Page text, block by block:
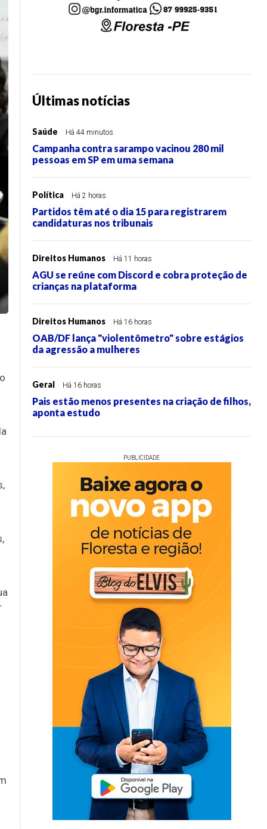
Últimas notícias
Saúde Há 44 minutos
Campanha contra sarampo vacinou 280 mil
pessoas em SP em uma semana
Política Há 2 horas
Partidos têm até o dia 15 para registrarem
candidaturas nos tribunais
Direitos Humanos Há 11 horas
AGU se reúne com Discord e cobra proteção de
crianças na plataforma
Direitos Humanos Há 16 horas
OAB/DF lança "violentômetro" sobre estágios
da agressão a mulheres
Geral Há 16 horas
Pais estão menos presentes na criação de filhos,
aponta estudo
PUBLICIDADE